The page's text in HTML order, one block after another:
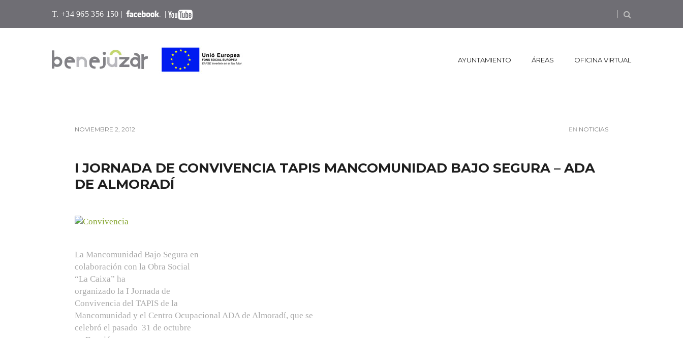
T. +34 965 356 150 | |
AYUNTAMIENTO ÁREAS OFICINA VIRTUAL
NOVIEMBRE 2, 2012 EN NOTICIAS
I JORNADA DE CONVIVENCIA TAPIS MANCOMUNIDAD BAJO SEGURA – ADA
DE ALMORADÍ
La Mancomunidad Bajo Segura en
colaboración con la Obra Social
“La Caixa” ha
organizado la I Jornada de
Convivencia del TAPIS de la
Mancomunidad y el Centro Ocupacional ADA de Almoradí, que se
celebró el pasado 31 de octubre